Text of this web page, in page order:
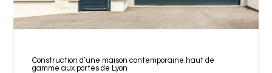
Construction d’une maison contemporaine haut de
gamme aux portes de Lyon